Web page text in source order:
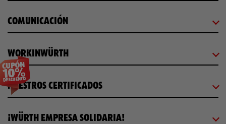
COMUNICACIÓN
WORKINWÜRTH
NUESTROS CERTIFICADOS
¡WÜRTH EMPRESA SOLIDARIA!